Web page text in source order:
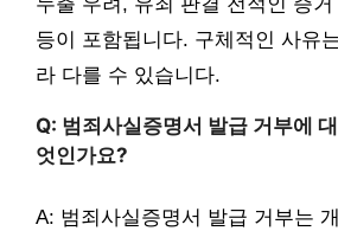
등이 포함됩니다. 구체적인 사유
라 다를 수 있습니다.
Q: 범죄사실증명서 발급 거부에
엇인가요?
A: 범죄사실증명서 발급 거부는